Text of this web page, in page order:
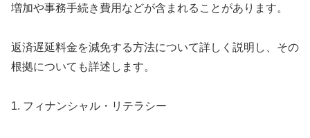
増加や事務手続き費用などが含まれることがあります。
返済遅延料金を減免する方法について詳しく説明し、その
根拠についても詳述します。
1. フィナンシャル・リテラシー